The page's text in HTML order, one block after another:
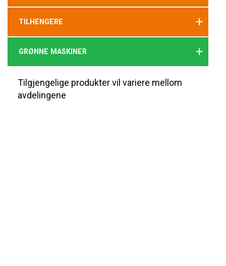
TILHENGERE +
GRØNNE MASKINER +
Tilgjengelige produkter vil variere mellom
avdelingene